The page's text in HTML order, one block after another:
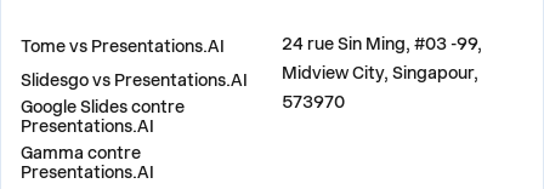
Tome vs Presentations.AI
Slidesgo vs Presentations.AI
Google Slides contre
Presentations.AI
Gamma contre
Presentations.AI
24 rue Sin Ming, #03 -99,
Midview City, Singapour,
573970